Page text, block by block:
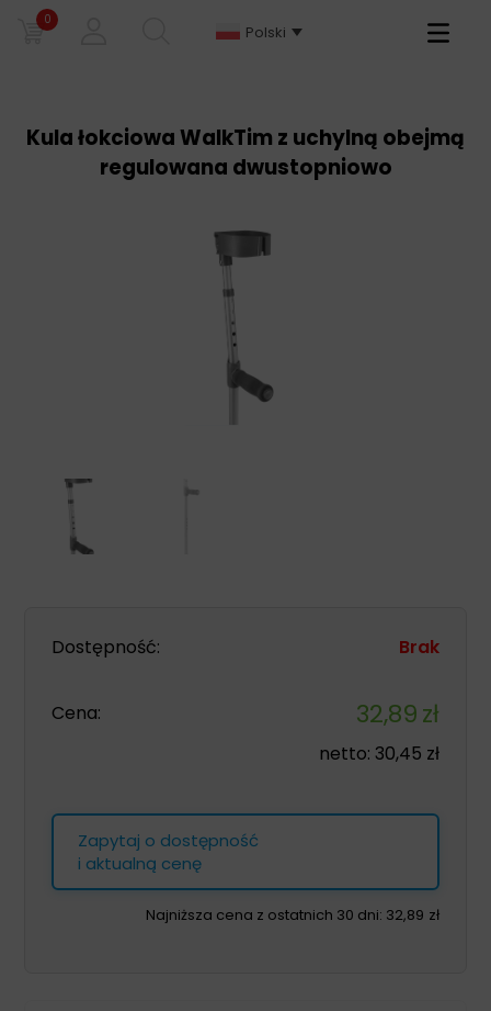
0
Polski
Primary
Kula łokciowa WalkTim z uchylną obejmą
regulowana dwustopniowo
Dostępność: Brak
Cena: 32,89zł
netto: 30,45 zł
Zapytaj o dostępność
i aktualną cenę
Najniższa cena z ostatnich 30 dni: 32,89 zł